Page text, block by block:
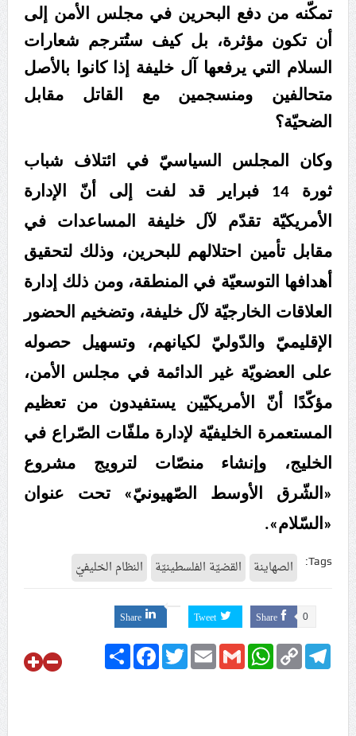
تمكّنه من دفع البحرين في مجلس الأمن إلى
أن تكون مؤثرة، بل كيف ستُترجم شعارات
السلام التي يرفعها آل خليفة إذا كانوا بالأصل
متحالفين ومنسجمين مع القاتل مقابل
الضحيّة؟
وكان المجلس السياسيّ في ائتلاف شباب
ثورة 14 فبراير قد لفت إلى أنّ الإدارة
الأمريكيّة تقدّم لآل خليفة المساعدات في
مقابل تأمين احتلالهم للبحرين، وذلك لتحقيق
أهدافها التوسعيّة في المنطقة، ومن ذلك إدارة
العلاقات الخارجيّة لآل خليفة، وتضخيم الحضور
الإقليميّ والدّوليّ لكيانهم، وتسهيل حصوله
على العضويّة غير الدائمة في مجلس الأمن،
مؤكّدًا أنّ الأمريكيّين يستفيدون من تعظيم
المستعمرة الخليفيّة لإدارة ملفّات الصّراع في
الخليج، وإنشاء منصّات لترويج مشروع
«الشّرق الأوسط الصّهيونيّ» تحت عنوان
«السّلام».
Tags: الصهاينة القضيّة الفلسطينيّة النظام الخليفيّ
Share 0
Tweet
Share
ShareFacebookTwitterEmailGmail
WhatsApp Copy
Link
Telegram